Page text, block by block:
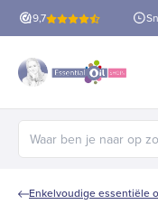
9,7
verzendingvanaf €60!
Zoeken naar:
Enkelvoudige essentiële